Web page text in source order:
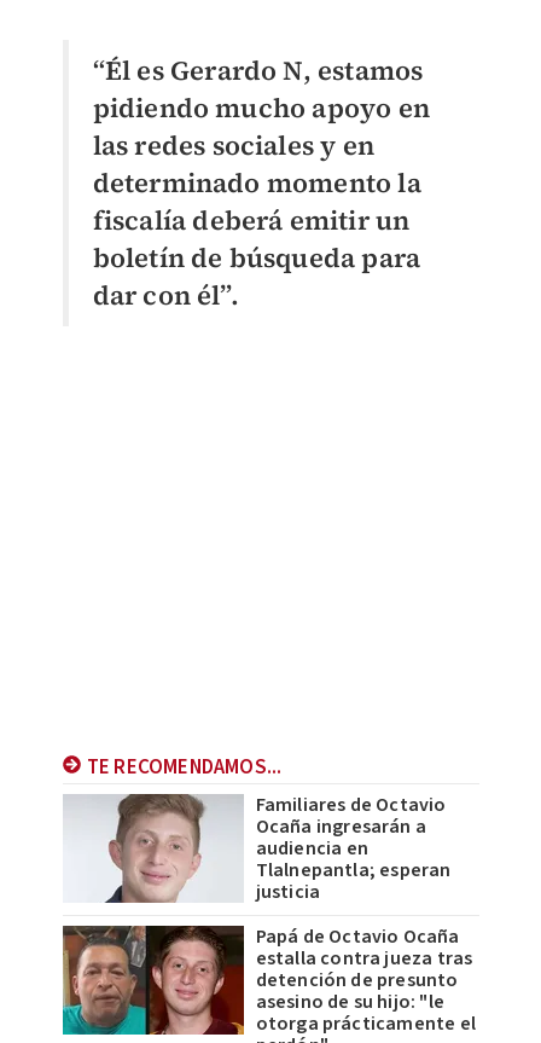
“Él es Gerardo N, estamos
pidiendo mucho apoyo en
las redes sociales y en
determinado momento la
fiscalía deberá emitir un
boletín de búsqueda para
dar con él”.
TE RECOMENDAMOS...
Familiares de Octavio
Ocaña ingresarán a
audiencia en
Tlalnepantla; esperan
justicia
Papá de Octavio Ocaña
estalla contra jueza tras
detención de presunto
asesino de su hijo: "le
otorga prácticamente el